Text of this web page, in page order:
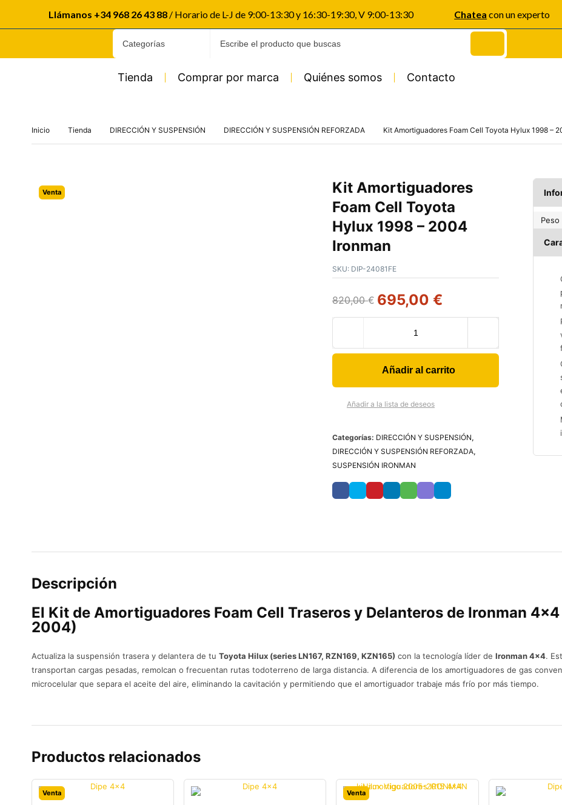
Llámanos +34 968 26 43 88 / Horario de L-J de 9:00-13:30 y 16:30-19:30, V 9:00-13:30 Chatea con un experto
Tienda Comprar por marca Quiénes somos Contacto
Inicio Tienda DIRECCIÓN Y SUSPENSIÓN DIRECCIÓN Y SUSPENSIÓN REFORZADA Kit Amortiguadores Foam Cell Toyota Hylux 1998 –
Venta
Kit Amortiguadores
Foam Cell Toyota
Hylux 1998 – 2004
Ironman
SKU: DIP-24081FE
820,00€ 695,00 €
Añadir al carrito
Añadir a la lista de deseos
Categorías: DIRECCIÓN Y SUSPENSIÓN,
DIRECCIÓN Y SUSPENSIÓN REFORZADA,
SUSPENSIÓN IRONMAN
Peso
Descripción
El Kit de Amortiguadores Foam Cell Traseros y Delanteros de Ironman 4×4
2004)
Actualiza la suspensión trasera y delantera de tu Toyota Hilux (series LN167, RZN169, KZN165) con la tecnología líder de Ironman 4×4.
transportan cargas pesadas, remolcan o frecuentan rutas todoterreno de larga distancia. A diferencia de los amortiguadores de gas
microcelular que separa el aceite del aire, eliminando la cavitación y permitiendo que el amortiguador trabaje más frío por más tiempo.
Productos relacionados
Venta Venta